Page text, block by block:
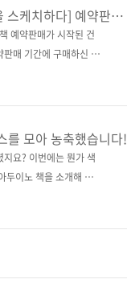
습니다. 다음에는 좀 더
수 있도록 준비해 보겠
를 발표하고자 합니다.
를 했습니다! 포털사
으로 검색하면 나오는
-DIY의 순서로 나열하
과... 두구두구두구! 당
배송을 위해서 정보를
스케치하다] 예약판매
예약판매가 시작된 건
판매 기간에 구매하신 분
보드를 드리는 이벤트
환 보드 키트를 추첨하
모를 부탁합니다. # 응
2014-05-30 # 당첨
용 호환 보드 + USB
# 당첨자 발표 : 6월 첫
를 모아 농축했습니다!
요? 이번에는 뭔가 색
두이노 책을 소개해 드
할 수 있는 거의 모든